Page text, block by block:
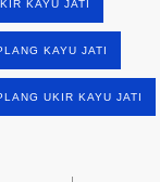
KAYU JATI
KAYU JATI
UKIR KAYU JATI